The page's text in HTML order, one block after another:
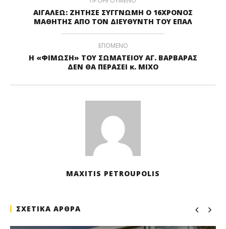
ΑΙΓΑΛΕΩ: ΖΗΤΗΣΕ ΣΥΓΓΝΩΜΗ Ο 16ΧΡΟΝΟΣ
ΜΑΘΗΤΗΣ ΑΠΟ ΤΟΝ ΔΙΕΥΘΥΝΤΗ ΤΟΥ ΕΠΑΛ
ΕΠΟΜΕΝΟ
Η «ΦΙΜΩΣΗ» ΤΟΥ ΣΩΜΑΤΕΙΟΥ ΑΓ. ΒΑΡΒΑΡΑΣ
ΔΕΝ ΘΑ ΠΕΡΑΣΕΙ κ. ΜΙΧΟ
MAXITIS PETROUPOLIS
ΣΧΕΤΙΚΑ ΑΡΘΡΑ